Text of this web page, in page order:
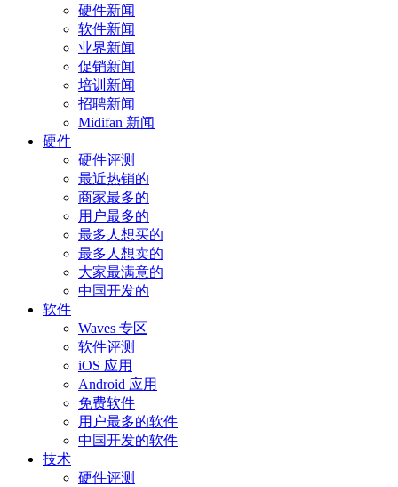
硬件新闻
软件新闻
业界新闻
促销新闻
培训新闻
招聘新闻
Midifan 新闻
硬件
硬件评测
最近热销的
商家最多的
用户最多的
最多人想买的
最多人想卖的
大家最满意的
中国开发的
软件
Waves 专区
软件评测
iOS 应用
Android 应用
免费软件
用户最多的软件
中国开发的软件
技术
硬件评测